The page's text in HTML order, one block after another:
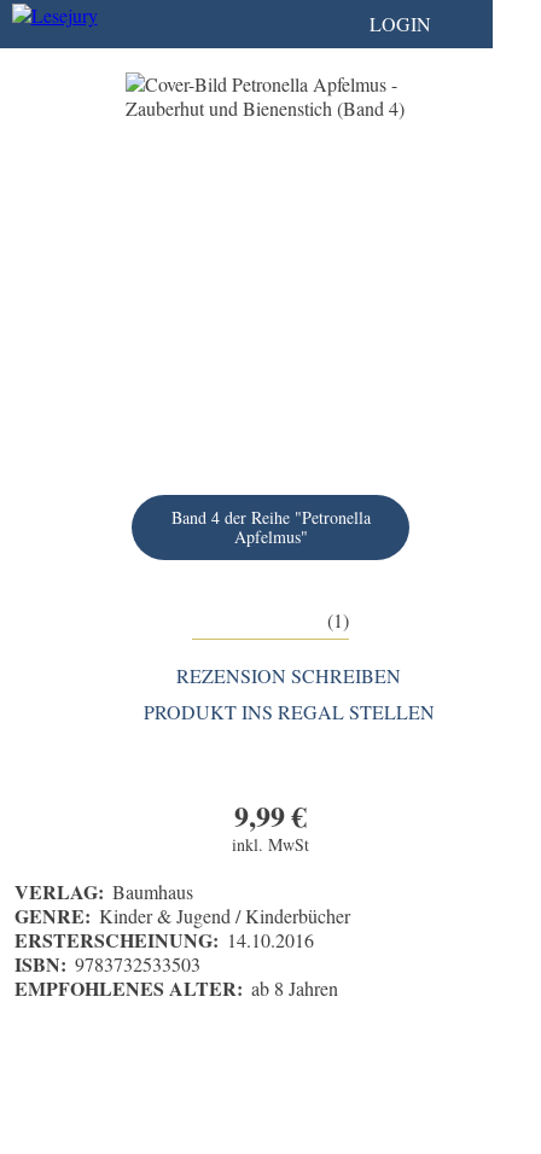
LOGIN
Band 4 der Reihe "Petronella
Apfelmus"
(1)
REZENSION SCHREIBEN
PRODUKT INS REGAL STELLEN
9,99€
inkl. MwSt
VERLAG: Baumhaus
GENRE: Kinder & Jugend / Kinderbücher
ERSTERSCHEINUNG: 14.10.2016
ISBN: 9783732533503
EMPFOHLENES ALTER: ab 8 Jahren